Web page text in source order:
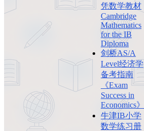
凭数学教材
Cambridge
Mathematics
for the IB
Diploma
剑桥AS/A
Level经济学
备考指南
《Exam
Success in
Economics》
牛津IB小学
数学练习册